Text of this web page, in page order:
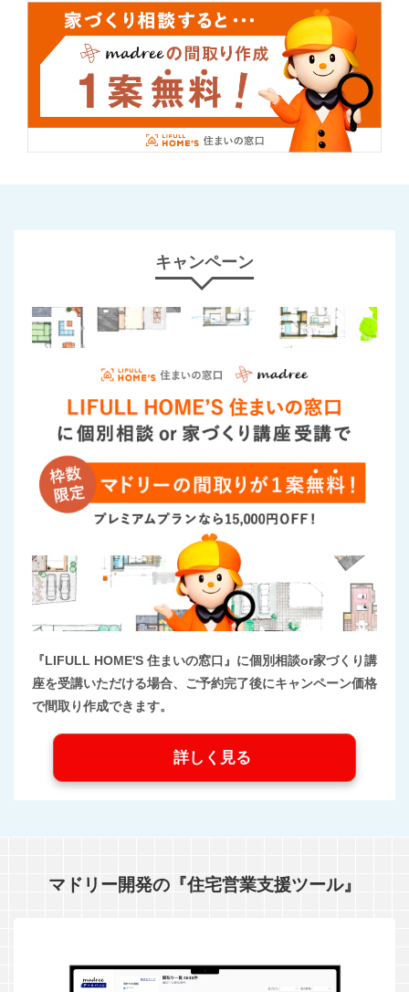
キャンペーン
『LIFULL HOME'S 住まいの窓口』に個別相談or家づくり講
座を受講いただける場合、ご予約完了後にキャンペーン価格
で間取り作成できます。
詳しく見る
マドリー開発の『住宅営業支援ツール』